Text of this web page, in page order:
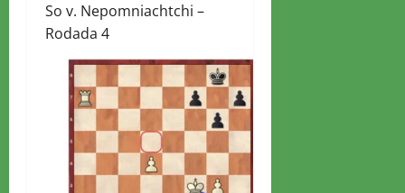
So v. Nepomniachtchi –
Rodada 4